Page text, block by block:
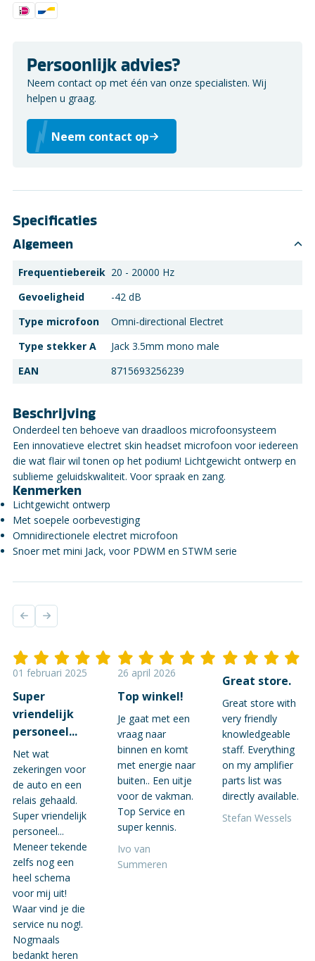
Persoonlijk advies?
Neem contact op met één van onze specialisten. Wij
helpen u graag.
Neem contact op
Specificaties
Algemeen
Frequentiebereik 20 - 20000 Hz
Gevoeligheid
-42 dB
Type microfoon
Omni-directional Electret
Type stekker A
Jack 3.5mm mono male
EAN
8715693256239
Beschrijving
Onderdeel ten behoeve van draadloos microfoonsysteem
Een innovatieve electret skin headset microfoon voor iedereen
die wat flair wil tonen op het podium! Lichtgewicht ontwerp en
sublieme geluidskwaliteit. Voor spraak en zang.
Kenmerken
Lichtgewicht ontwerp
Met soepele oorbevestiging
Omnidirectionele electret microfoon
Snoer met mini Jack, voor PDWM en STWM serie
01 februari 2025
Super
vriendelijk
personeel...
Net wat
zekeringen voor
de auto en een
relais gehaald.
Super vriendelijk
personeel...
Meneer tekende
zelfs nog een
heel schema
voor mij uit!
Waar vind je die
service nu nog!.
Nogmaals
bedankt heren
26 april 2026
Top winkel!
Je gaat met een
vraag naar
binnen en komt
met energie naar
buiten.. Een uitje
voor de vakman.
Top Service en
super kennis.
Ivo van
Summeren
Great store.
Great store with
very friendly
knowledgeable
staff. Everything
on my amplifier
parts list was
directly available.
Stefan Wessels